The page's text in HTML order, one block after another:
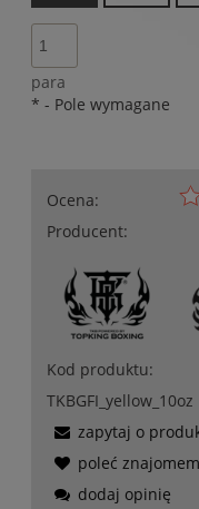
para
* - Pole wymagane
Ocena:
Producent:
Kod produktu:
TKBGFI_yellow_10oz
zapytaj o
poleć
dodaj opinię